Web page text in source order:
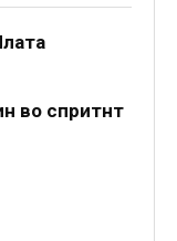
во спритнт